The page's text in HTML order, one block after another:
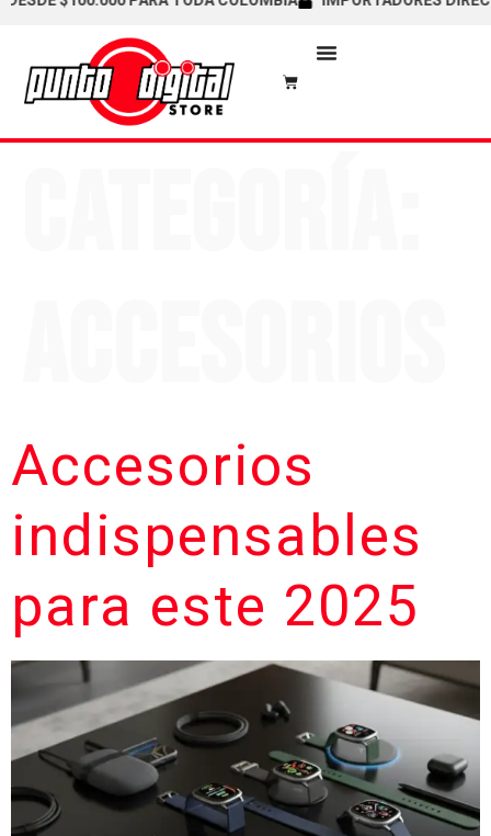
Accesorios
indispensables
para este 2025